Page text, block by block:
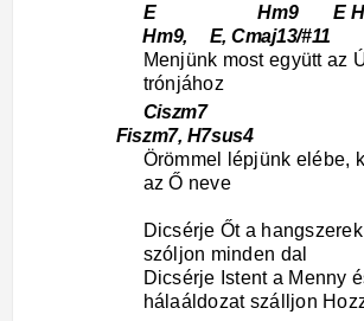
E Hm9 E
Hm9, E, Cmaj13/#11
Menjünk most együtt az
trónjához
Fiszm7, H7sus4
Örömmel lépjünk elébe,
az Ő neve
Dicsérje Őt a
szóljon minden dal
Dicsérje Istent a Menny
hálaáldozat szálljon